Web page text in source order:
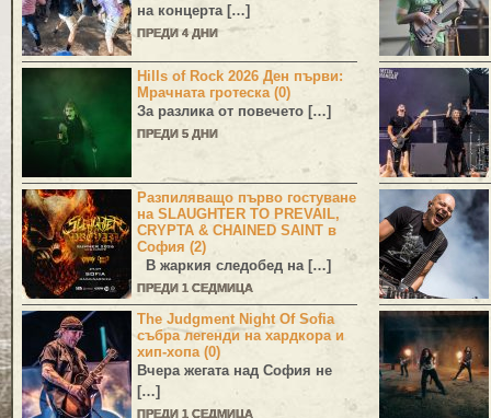
на концерта […]
ПРЕДИ 4 ДНИ
Hills of Rock 2026 Ден първи:
Мрачната гротеска (0)
За разлика от повечето […]
ПРЕДИ 5 ДНИ
Разпиляващо първо гостуване
на SLAUGHTER TO PREVAIL,
CRYPTA & CHAINED SAINT в
София (2)
В жаркия следобед на […]
ПРЕДИ 1 СЕДМИЦА
The Judgment Night Of Sofia
събра легенди на хардкора и
хип-хопа (0)
Вчера жегата над София не
[…]
ПРЕДИ 1 СЕДМИЦА